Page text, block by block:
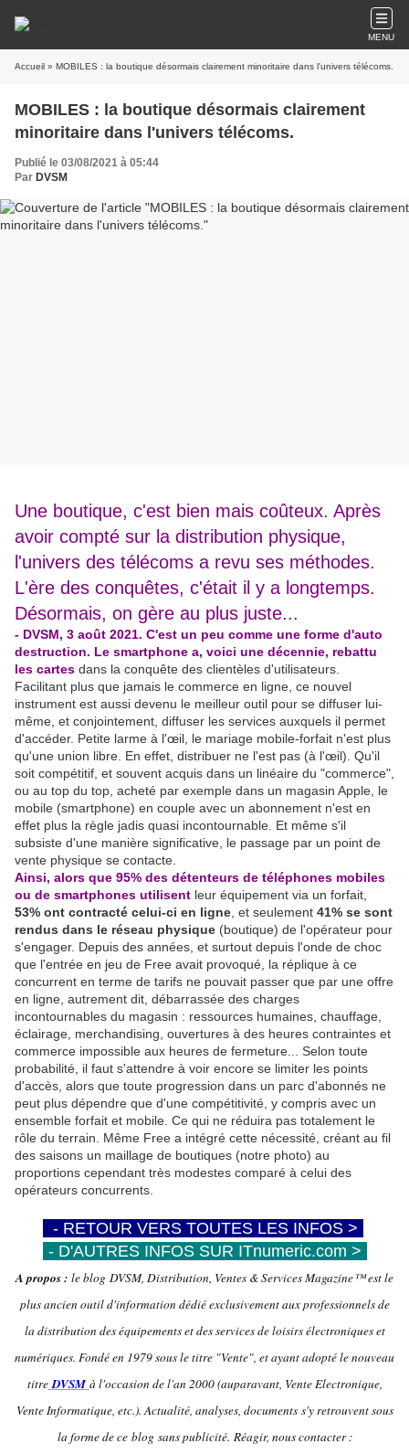
MENU
Accueil » MOBILES : la boutique désormais clairement minoritaire dans l'univers télécoms.
MOBILES : la boutique désormais clairement
minoritaire dans l'univers télécoms.
Publié le 03/08/2021 à 05:44
Par DVSM
Une boutique, c'est bien mais coûteux. Après
avoir compté sur la distribution physique,
l'univers des télécoms a revu ses méthodes.
L'ère des conquêtes, c'était il y a longtemps.
Désormais, on gère au plus juste...
- DVSM, 3 août 2021. C'est un peu comme une forme d'auto
destruction. Le smartphone a, voici une décennie, rebattu
les cartes dans la conquête des clientèles d'utilisateurs.
Facilitant plus que jamais le commerce en ligne, ce nouvel
instrument est aussi devenu le meilleur outil pour se diffuser lui-
même, et conjointement, diffuser les services auxquels il permet
d'accéder. Petite larme à l'œil, le mariage mobile-forfait n'est plus
qu'une union libre. En effet, distribuer ne l'est pas (à l'œil). Qu'il
soit compétitif, et souvent acquis dans un linéaire du "commerce",
ou au top du top, acheté par exemple dans un magasin Apple, le
mobile (smartphone) en couple avec un abonnement n'est en
effet plus la règle jadis quasi incontournable. Et même s'il
subsiste d'une manière significative, le passage par un point de
vente physique se contacte.
Ainsi, alors que 95% des détenteurs de téléphones mobiles
ou de smartphones utilisent leur équipement via un forfait,
53% ont contracté celui-ci en ligne , et seulement 41% se sont
rendus dans le réseau physique (boutique) de l'opérateur pour
s'engager. Depuis des années, et surtout depuis l'onde de choc
que l'entrée en jeu de Free avait provoqué, la réplique à ce
concurrent en terme de tarifs ne pouvait passer que par une offre
en ligne, autrement dit, débarrassée des charges
incontournables du magasin : ressources humaines, chauffage,
éclairage, merchandising, ouvertures à des heures contraintes et
commerce impossible aux heures de fermeture... Selon toute
probabilité, il faut s'attendre à voir encore se limiter les points
d'accès, alors que toute progression dans un parc d'abonnés ne
peut plus dépendre que d'une compétitivité, y compris avec un
ensemble forfait et mobile. Ce qui ne réduira pas totalement le
rôle du terrain. Même Free a intégré cette nécessité, créant au fil
des saisons un maillage de boutiques (notre photo) au
proportions cependant très modestes comparé à celui des
opérateurs concurrents.
- RETOUR VERS TOUTES LES INFOS >
- D'AUTRES INFOS SUR ITnumeric.com >
A propos : le blog DVSM, Distribution, Ventes & Services Magazine™ est le
plus ancien outil d'information dédié exclusivement aux professionnels de
la distribution des équipements et des services de loisirs électroniques et
numériques. Fondé en 1979 sous le titre "Vente", et ayant adopté le nouveau
titre DVSM à l'occasion de l'an 2000 (auparavant, Vente Electronique,
Vente Informatique, etc.). Actualité, analyses, documents s'y retrouvent sous
la forme de ce blog sans publicité. Réagir, nous contacter :